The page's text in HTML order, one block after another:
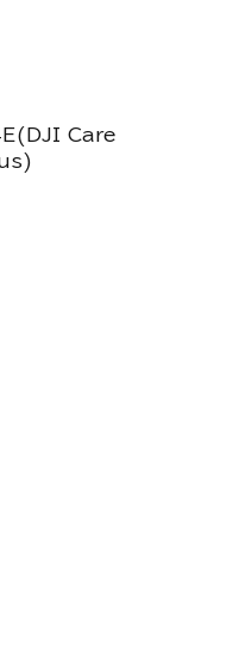
Care